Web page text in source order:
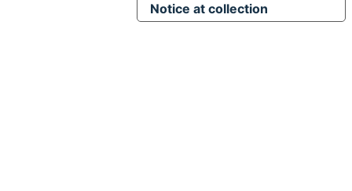
Notice at collection